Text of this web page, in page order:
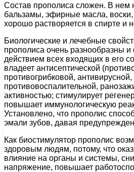
Состав прополиса сложен. В нем
бальзамы, эфирные масла,
хорошо растворяется в спирте и
Биологические и лечебные
прополиса очень разнообразны
действием всех входящих в его
владеет антисептической
противогрибковой, антивирусной,
противовоспалительной,
активностью; стимулирует
повышает иммунологическую
Установлено, что прополис
эмали зубов, давая
Как биостимулятор прополис
здоровым людям, потому, что
влияние на органы и системы,
напряжение, повышает